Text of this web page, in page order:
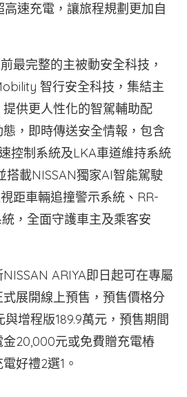
速充電，讓旅程規劃更加自
最完整的主被動安全科技，
智行安全科技，集結主
供更人性化的智駕輔助配
，即時傳送安全情報，包含
控制系統及LKA車道維持系統
搭載NISSAN獨家AI智能駕駛
距車輛追撞警示系統、RR-
，全面守護車主及乘客安
ARIYA即日起可在專屬
展開線上預售，預售價格分
與增程版189.9萬元，預售期間
20,000元或免費贈充電樁
好禮2選1。